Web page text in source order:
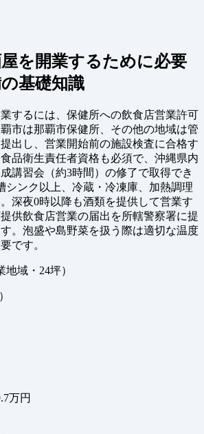
を開業するために必要
基礎知識
するには、保健所への飲食店営業許可
市は那覇市保健所、その他の地域は管
出し、営業開始前の施設検査に合格す
品衛生責任者資格も必須で、沖縄県内
講習会（約3時間）の修了で取得でき
シンク以上、冷蔵・冷凍庫、加熱調理
深夜0時以降も酒類を提供して営業す
供飲食店営業の届出を所轄警察署に提
。泡盛や島野菜を扱う際は適切な温度
です。
域・24坪）
万円